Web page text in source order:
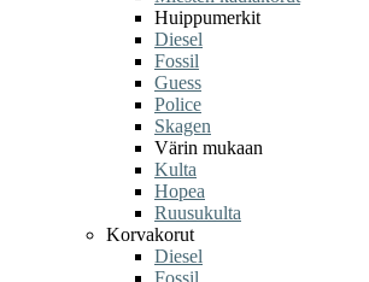
Huippumerkit
Diesel
Fossil
Guess
Police
Skagen
Värin mukaan
Kulta
Hopea
Ruusukulta
Korvakorut
Diesel
Fossil